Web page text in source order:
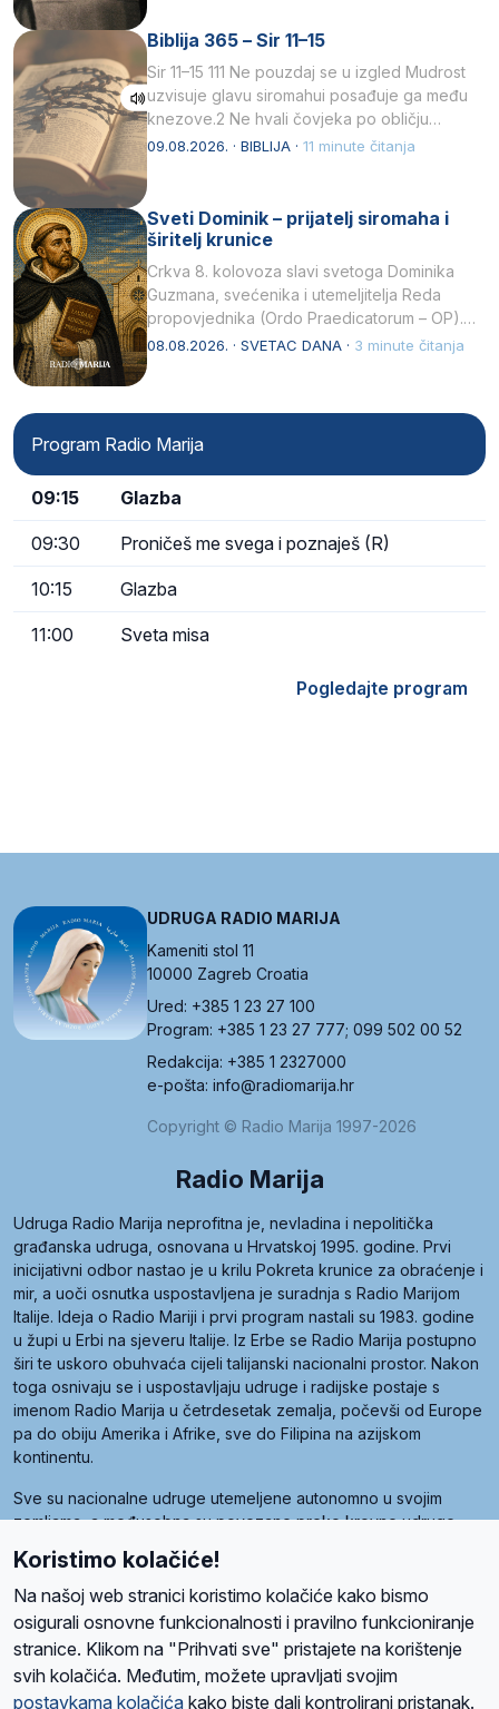
Biblija 365 – Sir 11–15
Sir 11–15 111 Ne pouzdaj se u izgled Mudrost
uzvisuje glavu siromahui posađuje ga među
knezove.2 Ne hvali čovjeka po obličju
njegovui…
09.08.2026. · BIBLIJA · 11 minute čitanja
Sveti Dominik – prijatelj siromaha i
širitelj krunice
Crkva 8. kolovoza slavi svetoga Dominika
Guzmana, svećenika i utemeljitelja Reda
propovjednika (Ordo Praedicatorum – OP).
Svojim životom, dubokom ljubavlju prema
08.08.2026. · SVETAC DANA · 3 minute čitanja
Program Radio Marija
09:15 Glazba
09:30 Proničeš me svega i poznaješ (R)
10:15 Glazba
11:00 Sveta misa
Pogledajte program
UDRUGA RADIO MARIJA
Kameniti stol 11
10000 Zagreb Croatia
Ured: +385 1 23 27 100
Program: +385 1 23 27 777; 099 502 00 52
Redakcija: +385 1 2327000
e-pošta: info@radiomarija.hr
Copyright © Radio Marija 1997-2026
Radio Marija
Udruga Radio Marija neprofitna je, nevladina i nepolitička
građanska udruga, osnovana u Hrvatskoj 1995. godine. Prvi
inicijativni odbor nastao je u krilu Pokreta krunice za obraćenje i
mir, a uoči osnutka uspostavljena je suradnja s Radio Marijom
Italije. Ideja o Radio Mariji i prvi program nastali su 1983. godine
u župi u Erbi na sjeveru Italije. Iz Erbe se Radio Marija postupno
širi te uskoro obuhvaća cijeli talijanski nacionalni prostor. Nakon
toga osnivaju se i uspostavljaju udruge i radijske postaje s
imenom Radio Marija u četrdesetak zemalja, počevši od Europe
pa do obiju Amerika i Afrike, sve do Filipina na azijskom
kontinentu.
Sve su nacionalne udruge utemeljene autonomno u svojim
zemljama, a međusobna su povezane preko krovne udruge
Radio Maria). Svjetsku obitelj utemeljilo je sedam članica, među
kojima je i hrvatska Udruga Radio Marija.
O namaRadio ProgramVolonteriPrijateljiKontaktPravila privatnosti
Koristimo kolačiće!
Na našoj web stranici koristimo kolačiće kako bismo
osigurali osnovne funkcionalnosti i pravilno funkcioniranje
stranice. Klikom na "Prihvati sve" pristajete na korištenje
svih kolačića. Međutim, možete upravljati svojim
postavkama kolačića kako biste dali kontrolirani pristanak.